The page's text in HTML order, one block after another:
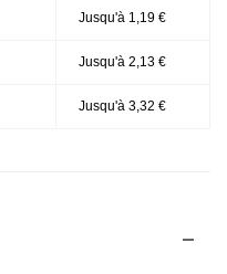
Jusqu'à 1,19 €
Jusqu'à 2,13 €
Jusqu'à 3,32 €